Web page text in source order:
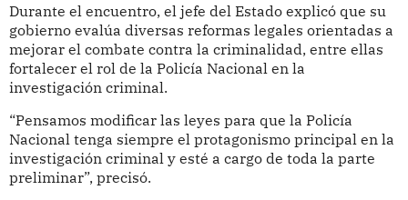
Durante el encuentro, el jefe del Estado explicó que su
gobierno evalúa diversas reformas legales orientadas a
mejorar el combate contra la criminalidad, entre ellas
fortalecer el rol de la Policía Nacional en la
investigación criminal.
“Pensamos modificar las leyes para que la Policía
Nacional tenga siempre el protagonismo principal en la
investigación criminal y esté a cargo de toda la parte
preliminar”, precisó.